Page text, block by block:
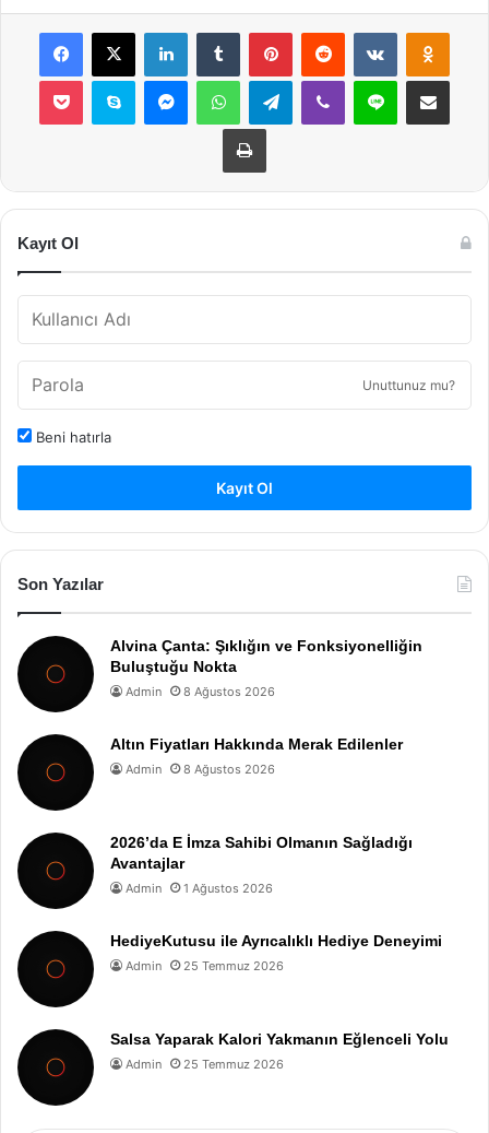
Facebook
X LinkedInTumblr PinterestReddit VKontakte
Pocket Skype MessengerWhatsAppTelegramViber Line E-Posta ile
Yazdır
Kayıt Ol
Unuttunuz mu?
Beni hatırla
Kayıt Ol
Son Yazılar
Alvina Çanta: Şıklığın ve Fonksiyonelliğin
Buluştuğu Nokta
Admin 8 Ağustos 2026
Altın Fiyatları Hakkında Merak Edilenler
Admin 8 Ağustos 2026
2026’da E İmza Sahibi Olmanın Sağladığı
Avantajlar
Admin 1 Ağustos 2026
HediyeKutusu ile Ayrıcalıklı Hediye Deneyimi
Admin 25 Temmuz 2026
Salsa Yaparak Kalori Yakmanın Eğlenceli Yolu
Admin 25 Temmuz 2026